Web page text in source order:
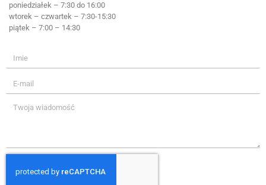
poniedziałek – 7:30 do 16:00
wtorek – czwartek – 7:30-15:30
piątek – 7:00 – 14:30